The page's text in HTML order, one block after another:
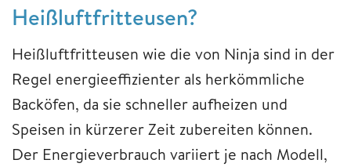
Heißluftfritteusen?
Heißluftfritteusen wie die von Ninja sind in der
Regel energieeffizienter als herkömmliche
Backöfen, da sie schneller aufheizen und
Speisen in kürzerer Zeit zubereiten können.
Der Energieverbrauch variiert je nach Modell,